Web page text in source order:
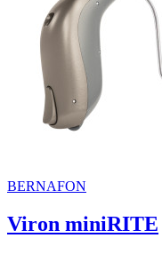
BERNAFON
Viron miniRITE